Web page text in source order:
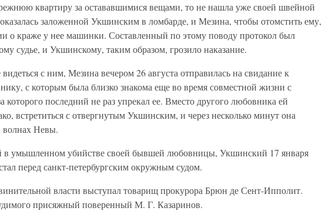
квартиру за остававшимися вещами, то не нашла уже своей швейной
заложенной Укшинским в ломбарде, и Мезина, чтобы отомстить ему,
о краже у нее машинки. Составленный по этому поводу протокол был
судье, и Укшинскому, таким образом, грозило наказание.
с ним, Мезина вечером 26 августа отправилась на свидание к
с которым была близко знакома еще во время совместной жизни с
последний не раз упрекал ее. Вместо другого любовника ей
встретиться с отвергнутым Укшинским, и через несколько минут она
волнах Невы.
в умышленном убийстве своей бывшей любовницы, Укшинский 17 января
перед санкт-петербургским окружным судом.
власти выступал товарищ прокурора Брюн де Сент-Ипполит.
присяжный поверенный М. Г. Казаринов.